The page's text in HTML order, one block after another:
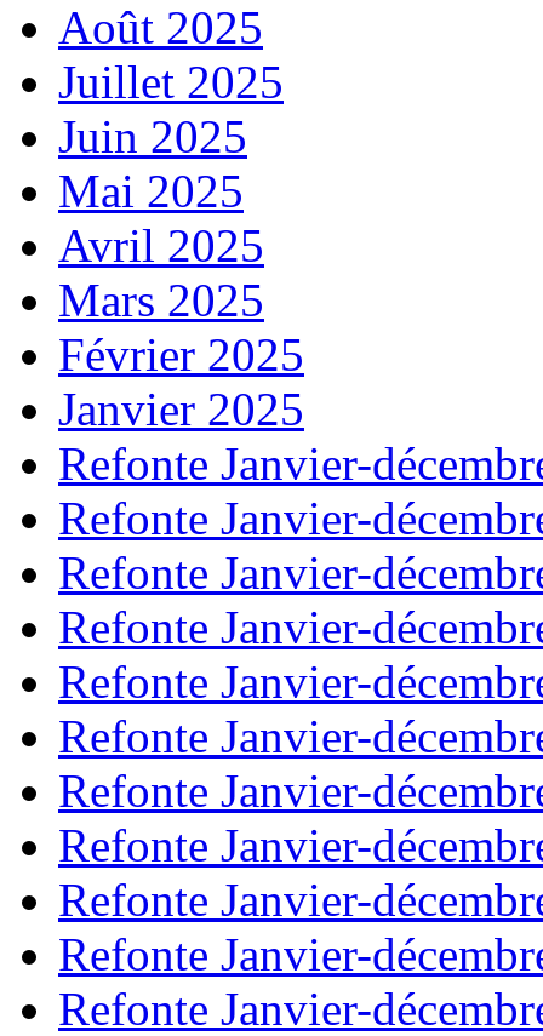
Août 2025
Juillet 2025
Juin 2025
Mai 2025
Avril 2025
Mars 2025
Février 2025
Janvier 2025
Refonte Janvier-
Refonte Janvier-
Refonte Janvier-
Refonte Janvier-
Refonte Janvier-
Refonte Janvier-
Refonte Janvier-
Refonte Janvier-
Refonte Janvier-
Refonte Janvier-
Refonte Janvier-